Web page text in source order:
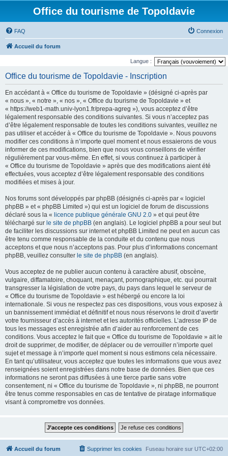
Office du tourisme de Topoldavie
FAQ Connexion
Accueil du forum
Langue :
Office du tourisme de Topoldavie - Inscription
En accédant à « Office du tourisme de Topoldavie » (désigné ci-après par
« nous », « notre », « nos », « Office du tourisme de Topoldavie » et
« https://web1-math.univ-lyon1.fr/prepa-agreg »), vous acceptez d’être
légalement responsable des conditions suivantes. Si vous n’acceptez pas
d’être légalement responsable de toutes les conditions suivantes, veuillez ne
pas utiliser et accéder à « Office du tourisme de Topoldavie ». Nous pouvons
modifier ces conditions à n’importe quel moment et nous essaierons de vous
informer de ces modifications, bien que nous vous conseillons de vérifier
régulièrement par vous-même. En effet, si vous continuez à participer à
« Office du tourisme de Topoldavie » après que des modifications aient été
effectuées, vous acceptez d’être légalement responsable des conditions
modifiées et mises à jour.
Nos forums sont développés par phpBB (désignés ci-après par « logiciel
phpBB » et « phpBB Limited ») qui est un logiciel de forum de discussions
déclaré sous la « licence publique générale GNU 2.0 » et qui peut être
téléchargé sur le site de phpBB (en anglais). Le logiciel phpBB a pour seul but
de faciliter les discussions sur internet et phpBB Limited ne peut en aucun cas
être tenu comme responsable de la conduite et du contenu que nous
acceptons et que nous n’acceptons pas. Pour plus d’informations concernant
phpBB, veuillez consulter le site de phpBB (en anglais).
Vous acceptez de ne publier aucun contenu à caractère abusif, obscène,
vulgaire, diffamatoire, choquant, menaçant, pornographique, etc. qui pourrait
transgresser la législation de votre pays, du pays dans lequel le serveur de
« Office du tourisme de Topoldavie » est hébergé ou encore la loi
internationale. Si vous ne respectez pas ces dispositions, vous vous exposez à
un bannissement immédiat et définitif et nous nous réservons le droit d’avertir
votre fournisseur d’accès à internet et les autorités officielles. L’adresse IP de
tous les messages est enregistrée afin d’aider au renforcement de ces
conditions. Vous acceptez le fait que « Office du tourisme de Topoldavie » ait le
droit de supprimer, de modifier, de déplacer ou de verrouiller n’importe quel
sujet et message à n’importe quel moment si nous estimons cela nécessaire.
En tant qu’utilisateur, vous acceptez que toutes les informations que vous avez
renseignées soient enregistrées dans notre base de données. Bien que ces
informations ne seront pas diffusées à une tierce partie sans votre
consentement, ni « Office du tourisme de Topoldavie », ni phpBB, ne pourront
être tenus comme responsables en cas de tentative de piratage informatique
visant à compromettre vos données.
Accueil du forum Fuseau horaire sur UTC+02:00
Supprimer les cookies